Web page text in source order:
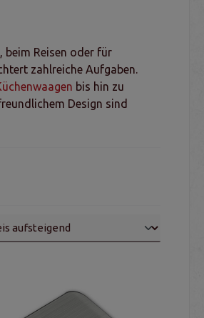
beim Reisen oder für
zahlreiche Aufgaben.
bis hin zu
Design sind